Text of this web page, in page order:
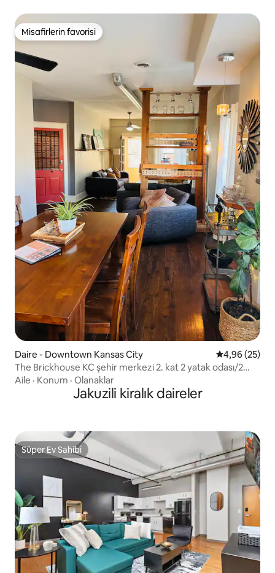
Misafirlerin favorisi
Misafirlerin favorisi
Daire - Downtown Kansas City 5 üzerinden
4,96 (25)
The Brickhouse KC şehir merkezi 2. kat 2 yatak odası/2
banyo büyük daire
Aile · Konum · Olanaklar
Jakuzili kiralık daireler
Süper Ev Sahibi
Süper Ev Sahibi